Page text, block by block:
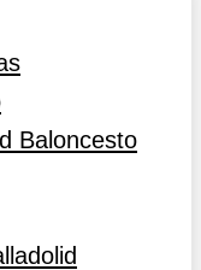
Baloncesto